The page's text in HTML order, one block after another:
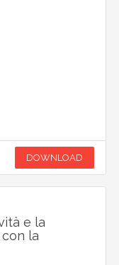
DOWNLOAD
e la
la